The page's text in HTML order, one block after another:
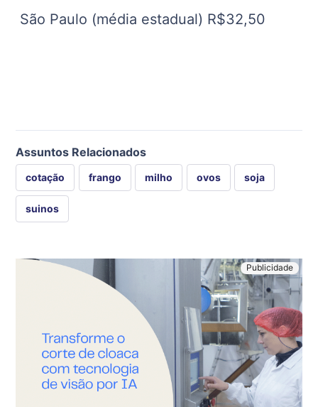
São Paulo (média estadual) R$32,50
Assuntos Relacionados
cotação frango milho ovos soja
suinos